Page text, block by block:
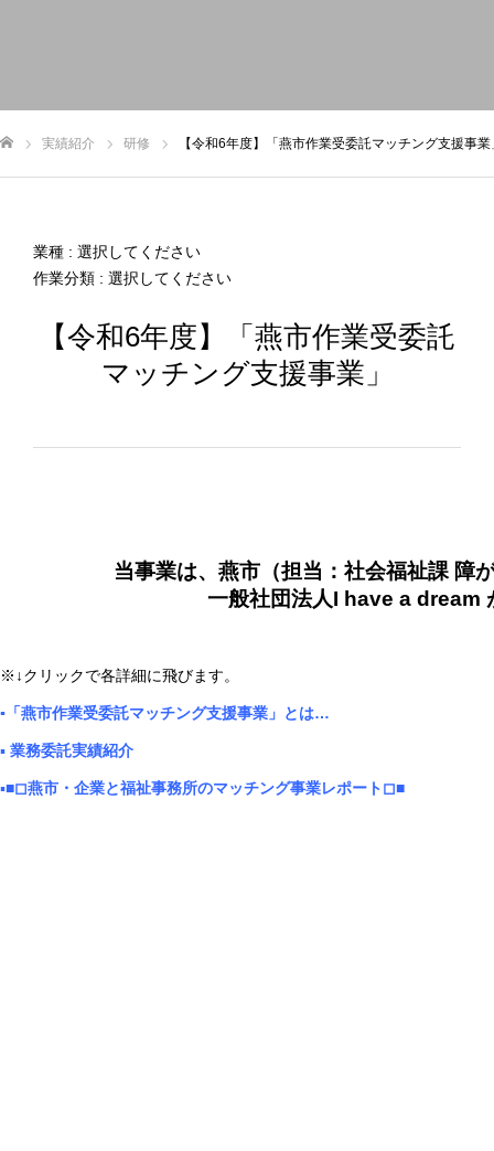
実績紹介 研修 【令和6年度】「燕市作業受委託マッチング支援事業
業種 : 選択してください
作業分類 : 選択してください
【令和6年度】「燕市作業受委託
マッチング支援事業」
当事業は、燕市（担当：社会福祉課 障
一般社団法人I have a dream
※↓クリックで各詳細に飛びます。
▪️「燕市作業受委託マッチング支援事業」とは…
▪️ 業務委託実績紹介
▪️■◻燕市・企業と福祉事務所のマッチング事業レポート◻■